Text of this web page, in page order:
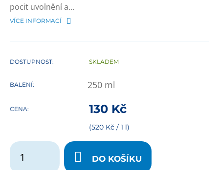
pocit uvolnění a…
VÍCE INFORMACÍ
DOSTUPNOST: SKLADEM
BALENÍ: 250 ml
CENA: 130 Kč
(520 Kč / 1 l)
DO KOŠÍKU